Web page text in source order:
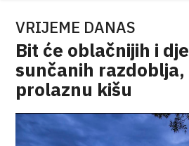
VRIJEME DANAS
Bit će oblačnijih i
sunčanih
prolaznu kišu